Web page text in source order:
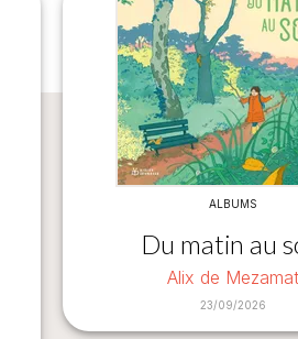
ALBUMS
Du matin au
Alix de Mezamat
23/09/2026